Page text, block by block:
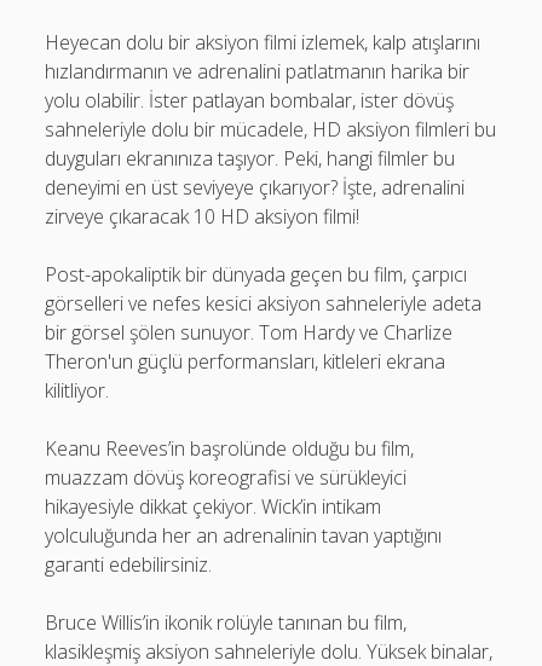
Heyecan dolu bir aksiyon filmi izlemek, kalp atışlarını
hızlandırmanın ve adrenalini patlatmanın harika bir
yolu olabilir. İster patlayan bombalar, ister dövüş
sahneleriyle dolu bir mücadele, HD aksiyon filmleri bu
duyguları ekranınıza taşıyor. Peki, hangi filmler bu
deneyimi en üst seviyeye çıkarıyor? İşte, adrenalini
zirveye çıkaracak 10 HD aksiyon filmi!
Post-apokaliptik bir dünyada geçen bu film, çarpıcı
görselleri ve nefes kesici aksiyon sahneleriyle adeta
bir görsel şölen sunuyor. Tom Hardy ve Charlize
Theron'un güçlü performansları, kitleleri ekrana
kilitliyor.
Keanu Reeves’in başrolünde olduğu bu film,
muazzam dövüş koreografisi ve sürükleyici
hikayesiyle dikkat çekiyor. Wick’in intikam
yolculuğunda her an adrenalinin tavan yaptığını
garanti edebilirsiniz.
Bruce Willis’in ikonik rolüyle tanınan bu film,
klasikleşmiş aksiyon sahneleriyle dolu. Yüksek binalar,